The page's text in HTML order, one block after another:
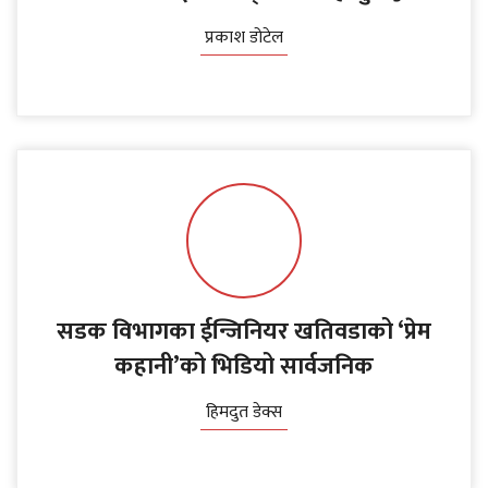
प्रकाश डोटेल
सडक विभागका ईन्जिनियर खतिवडाको ‘प्रेम
कहानी’को भिडियो सार्वजनिक
हिमदुत डेक्स